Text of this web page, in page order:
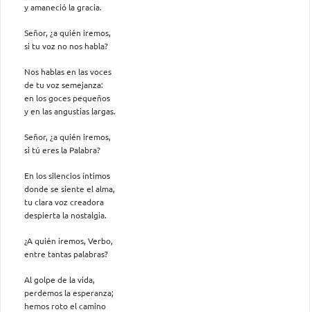
y amaneció la gracia.
Señor, ¿a quién iremos,
si tu voz no nos habla?
Nos hablas en las voces
de tu voz semejanza:
en los goces pequeños
y en las angustias largas.
Señor, ¿a quién iremos,
si tú eres la Palabra?
En los silencios íntimos
donde se siente el alma,
tu clara voz creadora
despierta la nostalgia.
¿A quién iremos, Verbo,
entre tantas palabras?
Al golpe de la vida,
perdemos la esperanza;
hemos roto el camino